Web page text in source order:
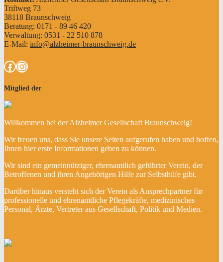
Triftweg 73
38118 Braunschweig
Beratung: 0171 - 89 46 420
Verwaltung: 0531 - 22 510 878
E-Mail: info@alzheimer-braunschweig.de
Facebook
Instagram
Mitglied der
Willkommen bei der Alzheimer Gesellschaft Braunschweig!
Wir freuen uns, dass Sie unsere Seiten aufgerufen haben und hoffen,
Ihnen hier erste Informationen geben zu können.
Wir sind ein gemeinnütziger, ehrenamtlich geführter Verein, der
Betroffenen und ihren Angehörigen Hilfe zur Selbsthilfe gibt.
Darüber hinaus versteht sich der Verein als Ansprechpartner für
professionelle und ehrenamtliche Pflegekräfte, medizinisches
Personal, Ärzte, Vertreter aus Gesellschaft, Politik und Medien.